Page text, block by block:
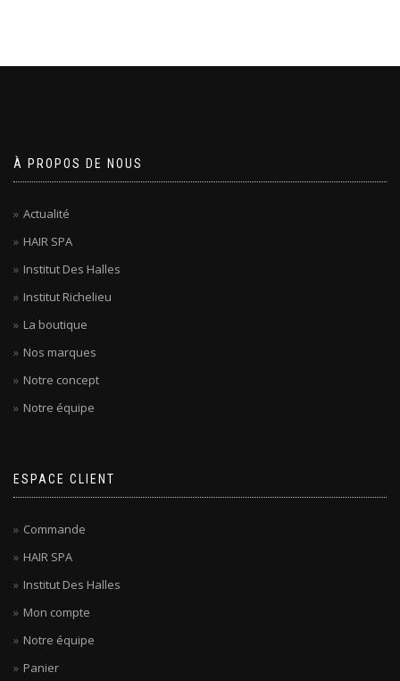
À PROPOS DE NOUS
Actualité
HAIR SPA
Institut Des Halles
Institut Richelieu
La boutique
Nos marques
Notre concept
Notre équipe
ESPACE CLIENT
Commande
HAIR SPA
Institut Des Halles
Mon compte
Notre équipe
Panier